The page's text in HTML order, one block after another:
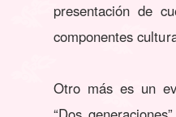
presentación de
componentes
Otro más es un